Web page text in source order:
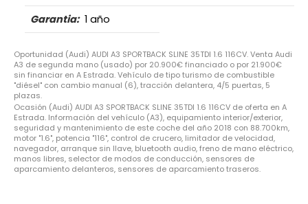
Garantia: 1 año
Oportunidad (Audi) AUDI A3 SPORTBACK SLINE 35TDI 1.6 116CV. Venta Audi
A3 de segunda mano (usado) por 20.900€ financiado o por 21.900€
sin financiar en A Estrada. Vehículo de tipo turismo de combustible
"diésel" con cambio manual (6), tracción delantera, 4/5 puertas, 5
plazas.
Ocasión (Audi) AUDI A3 SPORTBACK SLINE 35TDI 1.6 116CV de oferta en A
Estrada. Información del vehículo (A3), equipamiento interior/exterior,
seguridad y mantenimiento de este coche del año 2018 con 88.700km,
motor "1.6", potencia "116", control de crucero, limitador de velocidad,
navegador, arranque sin llave, bluetooth audio, freno de mano eléctrico,
manos libres, selector de modos de conducción, sensores de
aparcamiento delanteros, sensores de aparcamiento traseros.